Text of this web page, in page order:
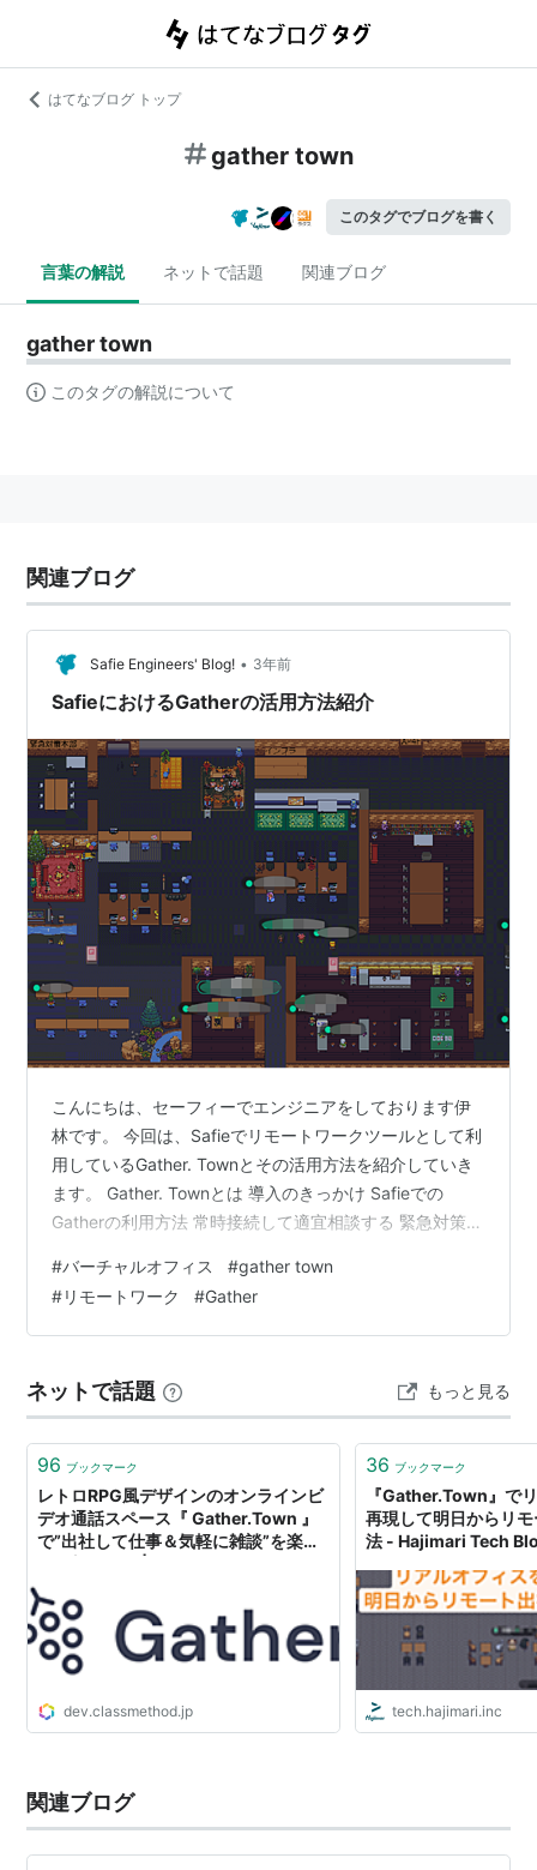
はてなブログ トップ
gather town
このタグでブログを書く
言葉の解説 ネットで話題 関連ブログ
gather town
このタグの解説について
関連ブログ
Safie Engineers' Blog! • 3年前
SafieにおけるGatherの活用方法紹介
こんにちは、セーフィーでエンジニアをしております伊
林です。 今回は、Safieでリモートワークツールとして利
用しているGather. Townとその活用方法を紹介していき
ます。 Gather. Townとは 導入のきっかけ Safieでの
Gatherの利用方法 常時接続して適宜相談する 緊急対策室
別チームの人の様子がわかるようになった、交流する機
会ができた オフィスワークとリモートワークを似た感覚
でできるようになった まとめ
#バーチャルオフィス #gather town
#リモートワーク #Gather
ネットで話題 もっと見る
96 ブックマーク
レトロRPG風デザインのオンラインビ
デオ通話スペース『 Gather.Town 』
で”出社して仕事＆気軽に雑談”を楽し
dev.classmethod.jp
36 ブックマーク
『Gather.Town』で
再現して明日からリ
法 - Hajimari Tech
tech.hajimari.inc
関連ブログ